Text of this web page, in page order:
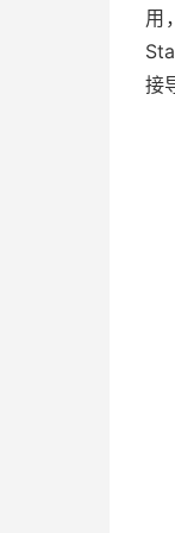
用
接